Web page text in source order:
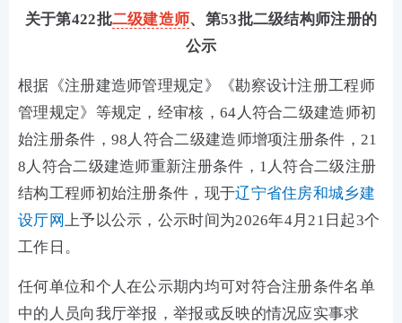
关于第422批二级建造师、第53批二级结构师注册的
公示
根据《注册建造师管理规定》《勘察设计注册工程师
管理规定》等规定，经审核，64人符合二级建造师初
始注册条件，98人符合二级建造师增项注册条件，21
8人符合二级建造师重新注册条件，1人符合二级注册
结构工程师初始注册条件，现于辽宁省住房和城乡建
设厅网上予以公示，公示时间为2026年4月21日起3个
工作日。
任何单位和个人在公示期内均可对符合注册条件名单
中的人员向我厅举报，举报或反映的情况应实事求